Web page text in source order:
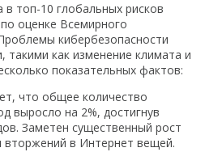
топ-10 глобальных рисков
оценке Всемирного
кибербезопасности
такими как изменение климата и
показательных фактов:
что общее количество
выросло на 2%, достигнув
Заметен существенный рост
вторжений в Интернет вещей.